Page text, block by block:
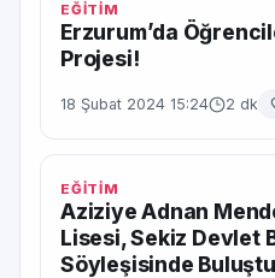
EĞİTİM
Erzurum’da
Projesi!
18 Şubat 2024 15:24 2 dk
EĞİTİM
Aziziye Adnan
Lisesi, Sekiz Devlet
Söyleşisinde Buluştu